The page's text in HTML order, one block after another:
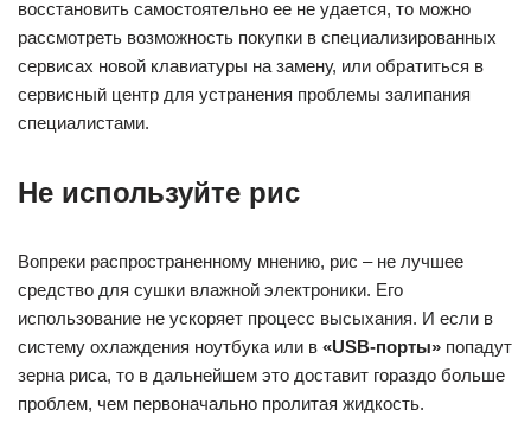
восстановить самостоятельно ее не удается, то можно
рассмотреть возможность покупки в специализированных
сервисах новой клавиатуры на замену, или обратиться в
сервисный центр для устранения проблемы залипания
специалистами.
Не используйте рис
Вопреки распространенному мнению, рис – не лучшее
средство для сушки влажной электроники. Его
использование не ускоряет процесс высыхания. И если в
систему охлаждения ноутбука или в «USB-порты» попадут
зерна риса, то в дальнейшем это доставит гораздо больше
проблем, чем первоначально пролитая жидкость.